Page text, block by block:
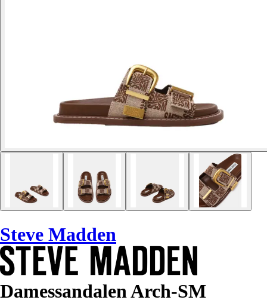
Steve Madden
Damessandalen Arch-SM